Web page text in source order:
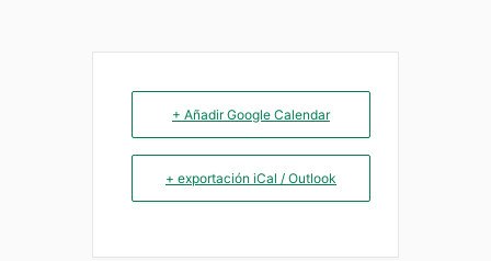
+ Añadir Google Calendar
+ exportación iCal / Outlook